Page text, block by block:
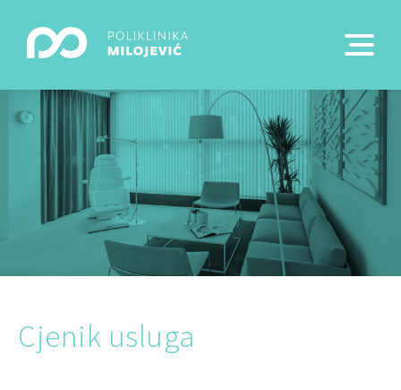
Cjenik usluga